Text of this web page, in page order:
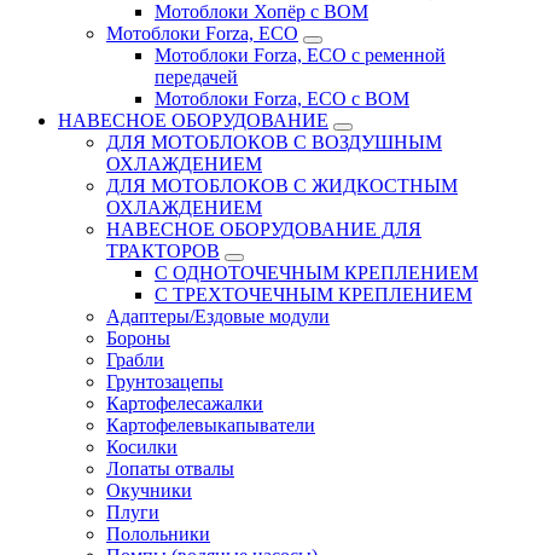
Мотоблоки Хопёр с ВОМ
Мотоблоки Forza, ECO
Мотоблоки Forza, ЕСО с ременной
передачей
Мотоблоки Forza, ЕСО с ВОМ
НАВЕСНОЕ ОБОРУДОВАНИЕ
ДЛЯ МОТОБЛОКОВ С ВОЗДУШНЫМ
ОХЛАЖДЕНИЕМ
ДЛЯ МОТОБЛОКОВ С ЖИДКОСТНЫМ
ОХЛАЖДЕНИЕМ
НАВЕСНОЕ ОБОРУДОВАНИЕ ДЛЯ
ТРАКТОРОВ
С ОДНОТОЧЕЧНЫМ КРЕПЛЕНИЕМ
С ТРЕХТОЧЕЧНЫМ КРЕПЛЕНИЕМ
Адаптеры/Ездовые модули
Бороны
Грабли
Грунтозацепы
Картофелесажалки
Картофелевыкапыватели
Косилки
Лопаты отвалы
Окучники
Плуги
Полольники